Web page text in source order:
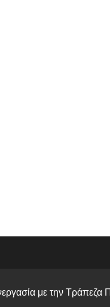
με την Τράπεζα